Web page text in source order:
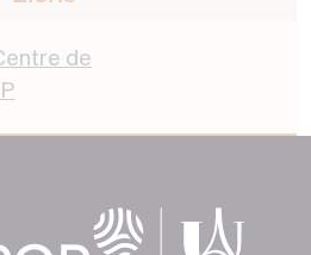
de